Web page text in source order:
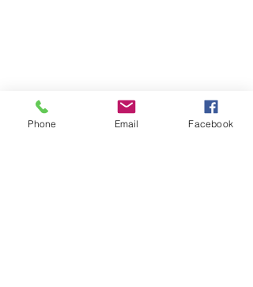
Phone Email Facebook